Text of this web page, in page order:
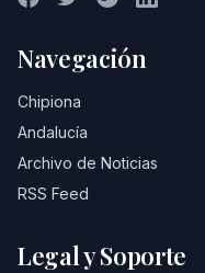
Navegación
Chipiona
Andalucía
Archivo de Noticias
RSS Feed
Legal y Soporte